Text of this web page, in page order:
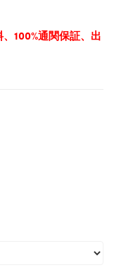
100%通関保証、出